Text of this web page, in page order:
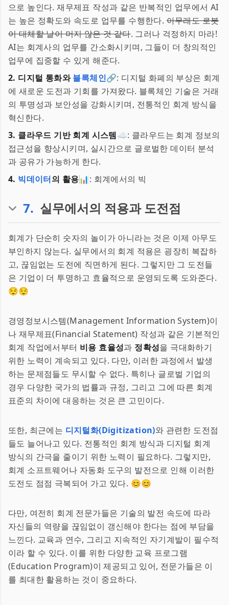
으로 높인다. 재무제표 작성과 같은 반복적인 업무에서 AI
는 높은 정확도와 속도로 업무를 수행한다.아무래도 로봇
이 대체할 날이 머지 않은 것 같다. 그러나 걱정하지 마라!
AI는 회계사의 업무를 간소화시키며, 그들이 더 창의적인
업무에 집중할 수 있게 해준다.
2. 디지털 통화와블록체인🔗: 디지털 화폐의 부상은 회계
에 새로운 도전과 기회를 가져왔다. 블록체인 기술은 거래
의 투명성과 보안성을 강화시키며, 전통적인 회계 방식을
혁신한다.
3. 클라우드 기반 회계 시스템☁️: 클라우드는 회계 정보의
접근성을 향상시키며, 실시간으로 글로벌한 데이터 분석
과 공유가 가능하게 한다.
4. 빅데이터의 활용📊 : 회계에서의 빅
7. 실무에서의 적용과 도전점
회계가 단순히 숫자의 놀이가 아니라는 것은 이제 아무도
부인하지 않는다. 실무에서의 회계 적용은 굉장히 복잡하
고, 끊임없는 도전에 직면하게 된다. 그렇지만 그 도전들
은 기업이 더 투명하고 효율적으로 운영되도록 도와준다.
😌😌
경영정보시스템(Management Information System)이
나 재무제표(Financial Statement) 작성과 같은 기본적인
회계 작업에서부터 비용 효율성과 정확성을 극대화하기
위한 노력이 계속되고 있다. 다만, 이러한 과정에서 발생
하는 문제점들도 무시할 수 없다. 특히나 글로벌 기업의
경우 다양한 국가의 법률과 규정, 그리고 그에 따른 회계
표준의 차이에 대응하는 것은 큰 고민이다.
또한, 최근에는 디지털화(Digitization)와 관련한 도전점
들도 늘어나고 있다. 전통적인 회계 방식과 디지털 회계
방식의 간극을 줄이기 위한 노력이 필요하다. 그렇지만,
회계 소프트웨어나 자동화 도구의 발전으로 인해 이러한
도전도 점점 극복되어 가고 있다. 😊😊
다만, 여전히 회계 전문가들은 기술의 발전 속도에 따라
자신들의 역량을 끊임없이 갱신해야 한다는 점에 부담을
느낀다. 교육과 연수, 그리고 지속적인 자기계발이 필수적
이라 할 수 있다. 이를 위한 다양한 교육 프로그램
(Education Program)이 제공되고 있어, 전문가들은 이
를 최대한 활용하는 것이 중요하다.